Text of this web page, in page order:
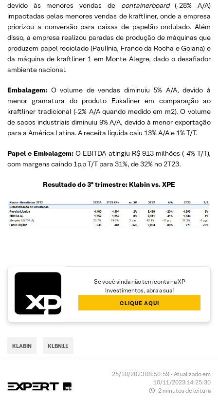
devido às menores vendas de containerboard(-28% A/A)
impactadas pelas menores vendas de kraftliner, onde a empresa
priorizou a conversão para caixas de papelão ondulado. Além
disso, a empresa realizou paradas de produção de máquinas que
produzem papel reciclado (Paulínia, Franco da Rocha e Goiana) e
da máquina de kraftliner 1 em Monte Alegre, dado o desafiador
ambiente nacional.
Embalagem: O volume de vendas diminuiu 5% A/A, devido à
menor gramatura do produto Eukaliner em comparação ao
kraftliner tradicional (-2% A/A quando medido em m2). O volume
de sacos industriais diminuiu 9% A/A, devido à menor exportação
para a América Latina. A receita líquida caiu 13% A/A e 1% T/T.
Papel e Embalagem: O EBITDA atingiu R$ 913 milhões (-4% T/T),
com margens caindo 1p.p T/T para 31%, de 32% no 2T23.
Resultado do 3º trimestre: Klabin vs. XPE
Se você ainda não tem conta na XP
Investimentos, abra a sua!
CLIQUE AQUI
KLABIN KLBN11
25/10/2023 08:50:59 • Atualizado em
10/11/2023 14:25:30
2 minutos de leitura